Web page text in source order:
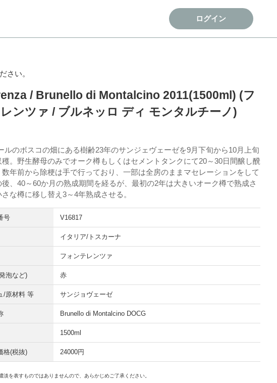
ログイン
さい。
/ Brunello di Montalcino 2011(1500ml) (フ
ンツァ / ブルネッロ ディ モンタルチーノ)
ルのボスコの畑にある樹齢23年のサンジェヴェーゼを9月下旬から10月上旬
穫。野生酵母のみでオーク樽もしくはセメントタンクにて20～30日間醸し醗
年前から除梗は手で行っており、一部は全房のままマセレーションをして
後、40～60か月の熟成期間を経るが、最初の2年は大きいオーク樽で熟成さ
な樽に移し替え3～4年熟成させる。
号 V16817
イタリア/トスカーナ
フォンテレンツァ
泡など) 赤
/原材料 等 サンジョヴェーゼ
Brunello di Montalcino DOCG
1500ml
格(税抜) 24000円
を表すものではありませんので、あらかじめご了承ください。